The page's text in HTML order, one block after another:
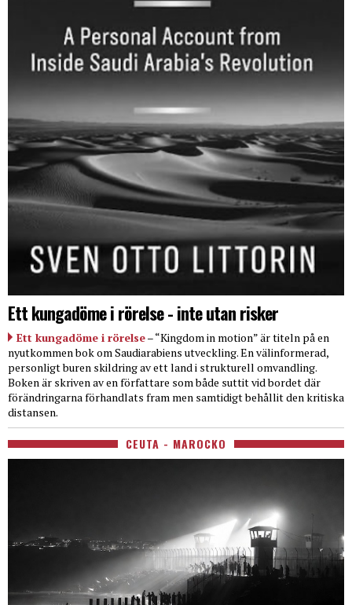
Ett kungadöme i rörelse - inte utan risker
Ett kungadöme i rörelse– “Kingdom in motion” är titeln på en
nyutkommen bok om Saudiarabiens utveckling. En välinformerad,
personligt buren skildring av ett land i strukturell omvandling.
Boken är skriven av en författare som både suttit vid bordet där
förändringarna förhandlats fram men samtidigt behållit den kritiska
distansen.
CEUTA - MAROCKO